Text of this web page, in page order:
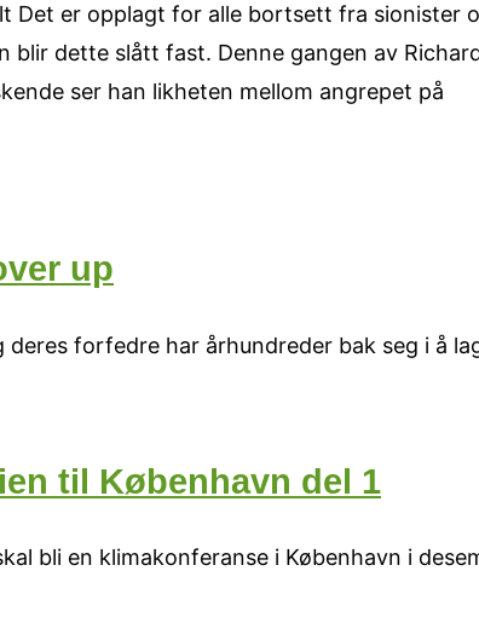
Det er opplagt for alle bortsett fra sionister
blir dette slått fast. Denne gangen av
ser han likheten mellom angrepet på
up
forfedre har århundreder bak seg i å
til København del 1
bli en klimakonferanse i København i